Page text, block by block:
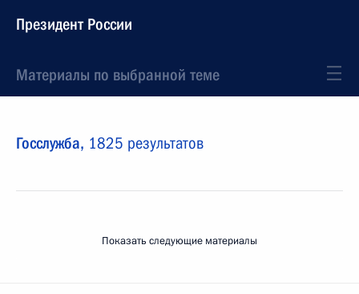
Президент России
Материалы по выбранной теме
Госслужба, 1825 результатов
Показать следующие материалы